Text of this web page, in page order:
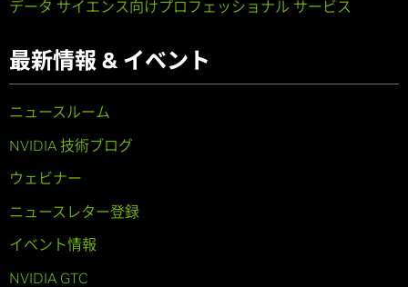
データ サイエンス向けプロフェッショナル サービス
最新情報 & イベント
ニュースルーム
NVIDIA 技術ブログ
ウェビナー
ニュースレター登録
イベント情報
NVIDIA GTC